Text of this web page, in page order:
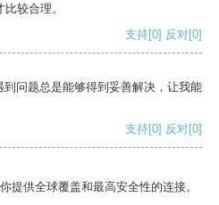
较合理。
支持[0] 反对[0]
问题总是能够得到妥善解决，让我能
支持[0] 反对[0]
提供全球覆盖和最高安全性的连接。